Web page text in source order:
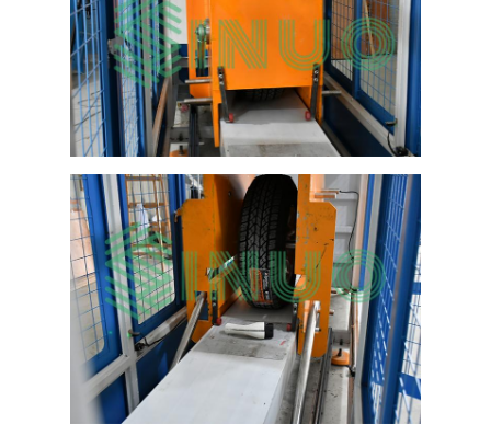
معدات اختبار دخول الماء
بيئيّ إختبار غرفة
غرفة اختبار القابلية للاشتعال
آلة اختبار MCB
معدات اختبار الأجهزة الطبية
معدات اختبار IEC 62368